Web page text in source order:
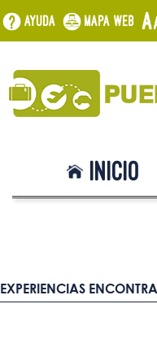
Ayuda Mapa web
Inicio
EXPERIENCIAS